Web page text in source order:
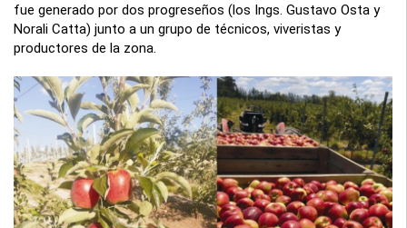
fue generado por dos progreseños (los Ings. Gustavo Osta y
Norali Catta) junto a un grupo de técnicos, viveristas y
productores de la zona.